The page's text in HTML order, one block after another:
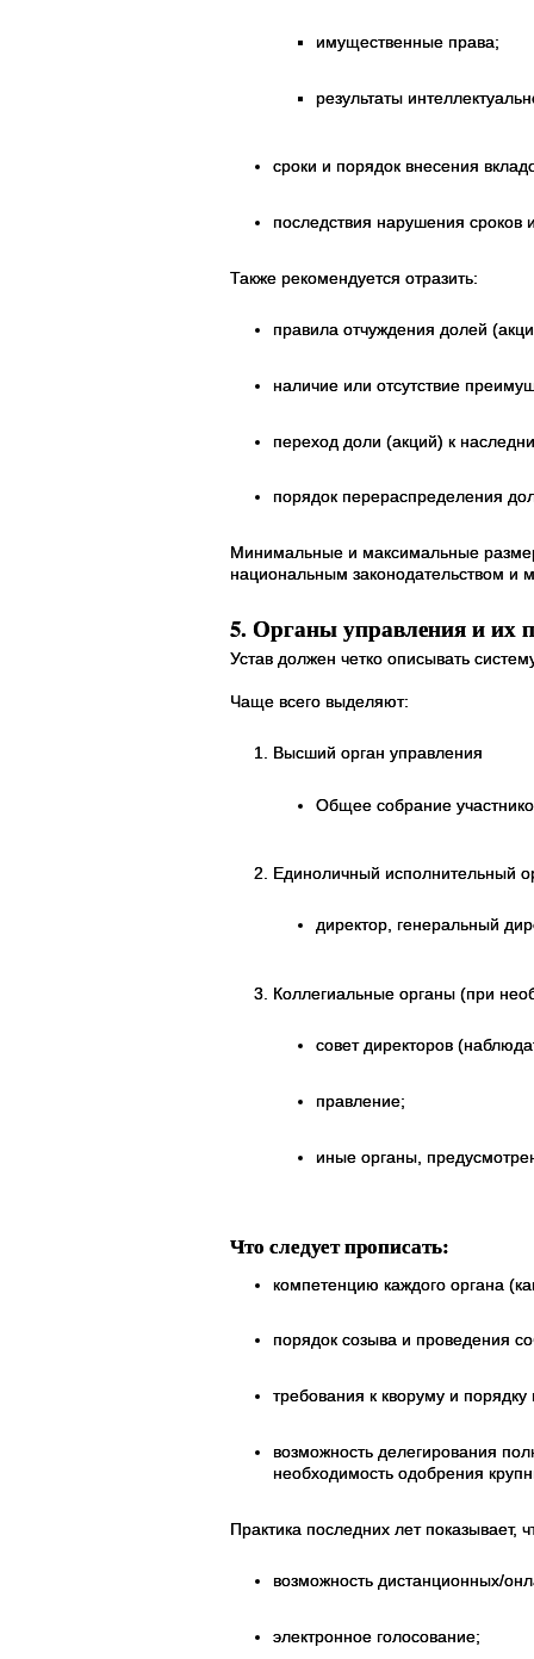
имущественные права;
результаты
сроки и порядок внесения
последствия нарушения сроков
Также рекомендуется отразить:
правила отчуждения долей
наличие или отсутствие
переход доли (акций) к
порядок перераспределения
Минимальные и максимальные
национальным законодательством и
5. Органы управления и их
Устав должен четко описывать
Чаще всего выделяют:
Высший орган управления
Общее собрание
Единоличный исполнительный
директор, генеральный
Коллегиальные органы (при
совет директоров
правление;
иные органы,
Что следует прописать:
компетенцию каждого органа
порядок созыва и проведения
требования к кворуму и
возможность делегирования
необходимость одобрения
Практика последних лет показывает,
возможность дистанционных/
электронное голосование;